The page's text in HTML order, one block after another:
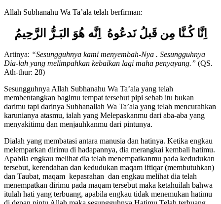
اِنَّا كُـنَّا مِن قَبلُ نَدعُوهُ‌ اِنَّه هُوَ البَـرُّ الرَّحِيمُ
Artinya:“Sesungguhnya kami menyembah-Nya . Sesungguhnya
Dia-lah yang melimpahkan kebaikan lagi maha penyayang
Sesungguhnya Allah Subhanahu Wa Ta’ala yang telah
membentangkan bagimu tempat tersebut pipi sebab itu bukan
darimu tapi darinya Subhanallah Wa Ta’ala yang telah mencurahkan
karunianya atasmu, ialah yang Melepaskanmu dari aba-aba yang
Dialah yang membatasi antara manusia dan hatinya. Ketika engkau
melemparkan dirimu di hadapannya, dia merangkai kembali hatimu.
Apabila engkau melihat dia telah menempatkanmu pada kedudukan
tersebut, kerendahan dan kedudukan maqam iftiqar (membutuhkan)
dan Taubat, maqam kepasrahan dan engkau melihat dia telah
menempatkan dirimu pada maqam tersebut maka ketahuilah bahwa